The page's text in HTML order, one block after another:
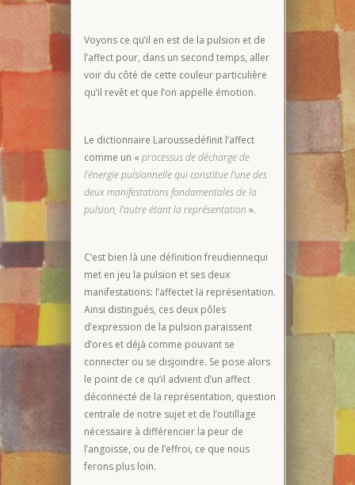
Voyons ce qu’il en est de la pulsion et de
l’affect pour, dans un second temps, aller
voir du côté de cette couleur particulière
qu’il revêt et que l’on appelle émotion.
Le dictionnaire Laroussedéfinit l’affect
comme un « processus de décharge de
l’énergie pulsionnelle qui constitue l’une des
deux manifestations fondamentales de la
pulsion, l’autre étant la représentation ».
C’est bien là une définition freudiennequi
met en jeu la pulsion et ses deux
manifestations: l’affectet la représentation.
Ainsi distingués, ces deux pôles
d’expression de la pulsion paraissent
d’ores et déjà comme pouvant se
connecter ou se disjoindre. Se pose alors
le point de ce qu’il advient d’un affect
déconnecté de la représentation, question
centrale de notre sujet et de l’outillage
nécessaire à différencier la peur de
l’angoisse, ou de l’effroi, ce que nous
ferons plus loin.